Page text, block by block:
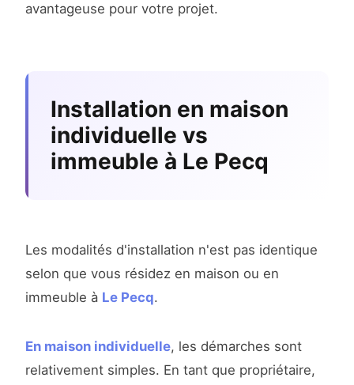
avantageuse pour votre projet.
Installation en maison
individuelle vs
immeuble à Le Pecq
Les modalités d'installation n'est pas identique
selon que vous résidez en maison ou en
immeuble à Le Pecq.
En maison individuelle, les démarches sont
relativement simples. En tant que propriétaire,